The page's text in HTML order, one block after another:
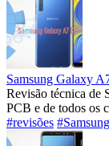
Samsung Galaxy
Revisão técnica de
PCB e de todos os
#revisões #Samsung